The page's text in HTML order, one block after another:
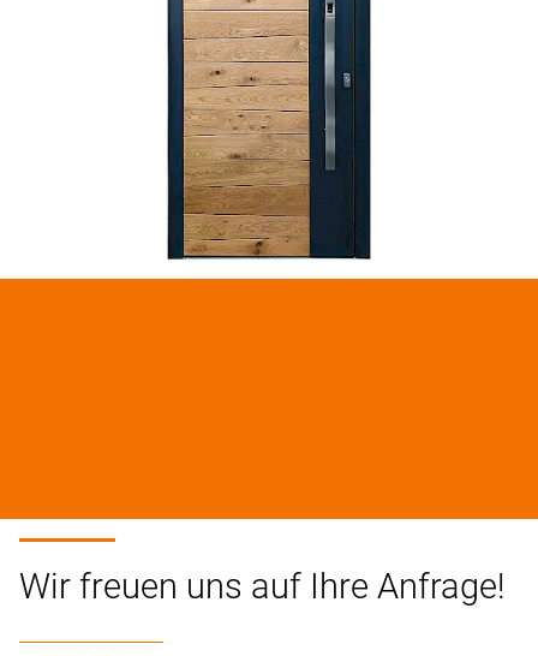
Wir freuen uns auf Ihre Anfrage!